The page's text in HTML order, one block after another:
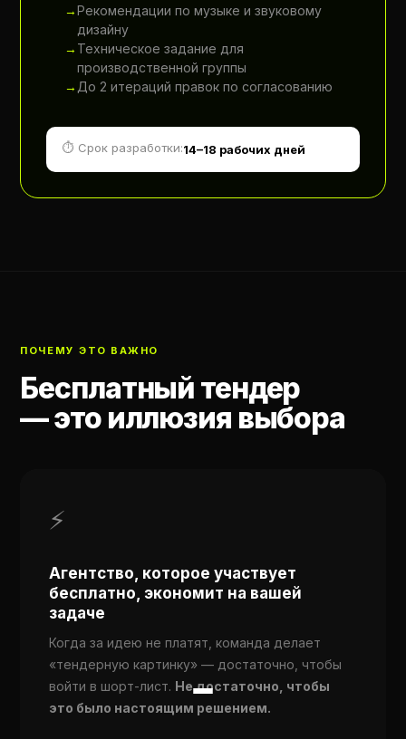
Рекомендации по музыке и звуковому
дизайну
Техническое задание для
производственной группы
До 2 итераций правок по согласованию
⏱ Срок разработки:14–18 рабочих дней
ПОЧЕМУ ЭТО ВАЖНО
Бесплатный тендер
— это иллюзия выбора
⚡
Агентство, которое участвует
бесплатно, экономит на вашей
задаче
Когда за идею не платят, команда делает
«тендерную картинку» — достаточно, чтобы
войти в шорт-лист. Не достаточно, чтобы
это было настоящим решением.